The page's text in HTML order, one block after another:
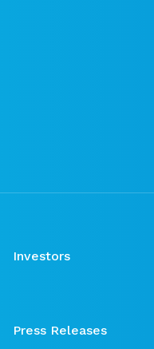
Investors
Press Releases